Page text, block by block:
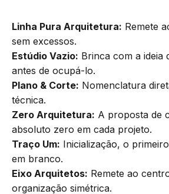
Linha Pura Arquitetura: Remete
sem excessos.
Estúdio Vazio: Brinca com a ideia
antes de ocupá-lo.
Plano & Corte: Nomenclatura
técnica.
Zero Arquitetura: A proposta de
absoluto zero em cada projeto.
Traço Um: Inicialização, o
em branco.
Eixo Arquitetos: Remete ao
organização simétrica.